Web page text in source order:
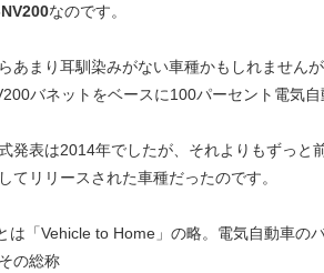
なのです。
あまり耳馴染みがない車種かもしれません
バネットをベースに100パーセント電気自
発表は2014年でしたが、それよりもずっ
てリリースされた車種だったのです。
は「Vehicle to Home」の略。電気自動車の
の総称